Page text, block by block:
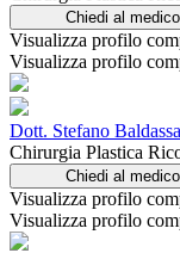
Chiedi al medico
Visualizza profilo
Visualizza profilo
Dott. Stefano
Chirurgia Plastica
Chiedi al medico
Visualizza profilo
Visualizza profilo